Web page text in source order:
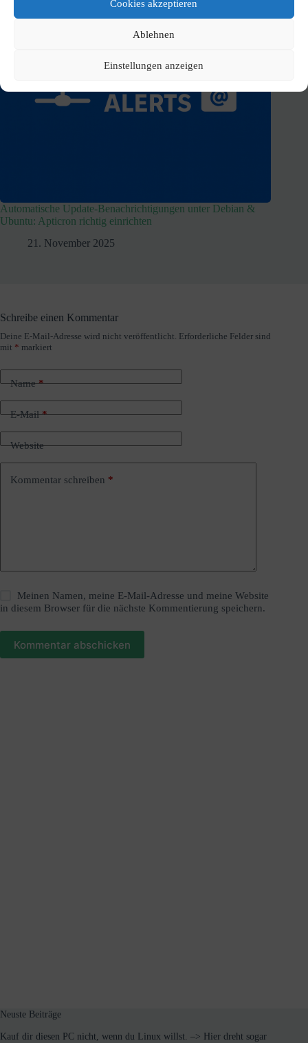
Cookies akzeptieren
Ablehnen
Einstellungen anzeigen
Automatische Update-Benachrichtigungen unter Debian &
Ubuntu: Apticron richtig einrichten
21. November 2025
Schreibe einen Kommentar
Deine E-Mail-Adresse wird nicht veröffentlicht. Erforderliche Felder sind
mit * markiert
Name*
E-Mail*
Website
Kommentar schreiben *
Meinen Namen, meine E-Mail-Adresse und meine Website
in diesem Browser für die nächste Kommentierung speichern.
Kommentar abschicken
A
l
r
n
a
v
e
Neuste Beiträge
Kauf dir diesen PC nicht, wenn du Linux willst. –> Hier dreht sogar